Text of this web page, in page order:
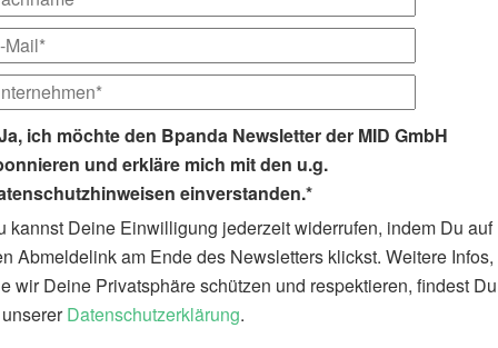
ich möchte den Bpanda Newsletter der MID GmbH
und erkläre mich mit den u.g.
einverstanden.*
kannst Deine Einwilligung jederzeit widerrufen, indem Du auf
Abmeldelink am Ende des Newsletters klickst. Weitere Infos,
wir Deine Privatsphäre schützen und respektieren, findest Du
Datenschutzerklärung.